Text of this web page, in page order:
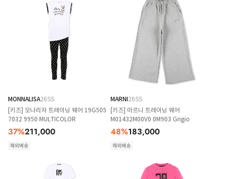
MONNALISA26SS
[키즈] 모나리자 트레이닝 웨어 19G505
7032 9950 MULTICOLOR
37%211,000
해외배송
MARNI26SS
[키즈] 마르니 트레이닝 웨어
M01432M00V0 0M903 Grigio
48%183,000
해외배송